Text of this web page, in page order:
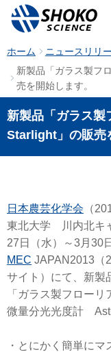
ホーム
ニュースリリ
新製品「ガラス製フ
売を開始します。
新製品「ガラス
Starlight」の販売
日本農芸化学会 （
東北大学 川内北キ
27日（水）～3月30
MEC JAPAN2013（
サイト）にて、新製
「ガラス製フロー
微量分光光度計
・とにかく簡単に